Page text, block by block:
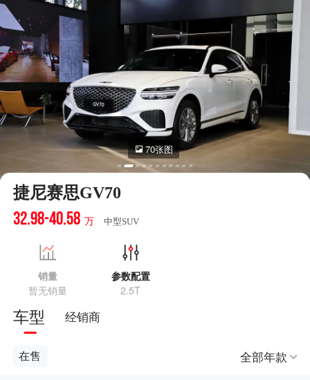
70张图
捷尼赛思GV70
32.98-40.58 万 中型SUV
销量
暂无销量
参数配置
2.5T
车型 经销商
在售 全部年款